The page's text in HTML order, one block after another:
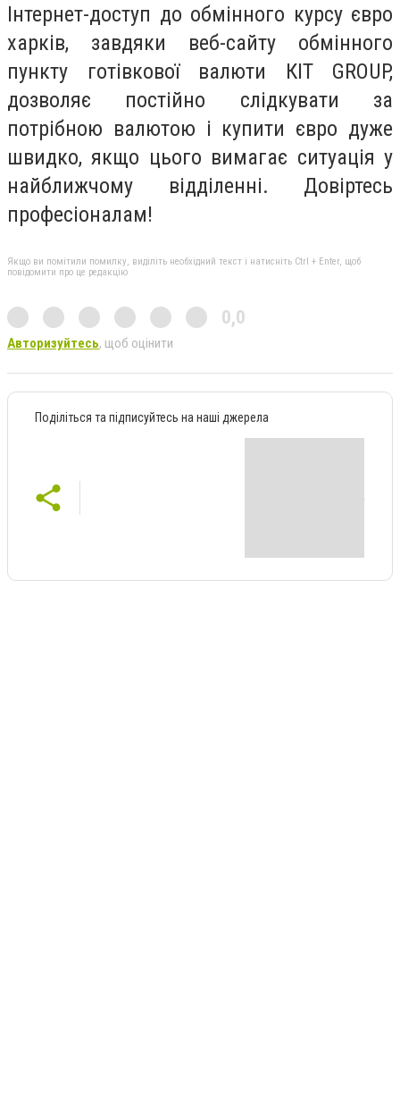
Інтернет-доступ до обмінного курсу євро
харків, завдяки веб-сайту обмінного
пункту готівкової валюти КІТ GROUP,
дозволяє постійно слідкувати за
потрібною валютою і купити євро дуже
швидко, якщо цього вимагає ситуація у
найближчому відділенні. Довіртесь
професіоналам!
Якщо ви помітили помилку, виділіть необхідний текст і натисніть Ctrl + Enter, щоб
повідомити про це редакцію
0,0
Авторизуйтесь, щоб оцінити
Поділіться та підписуйтесь на наші джерела